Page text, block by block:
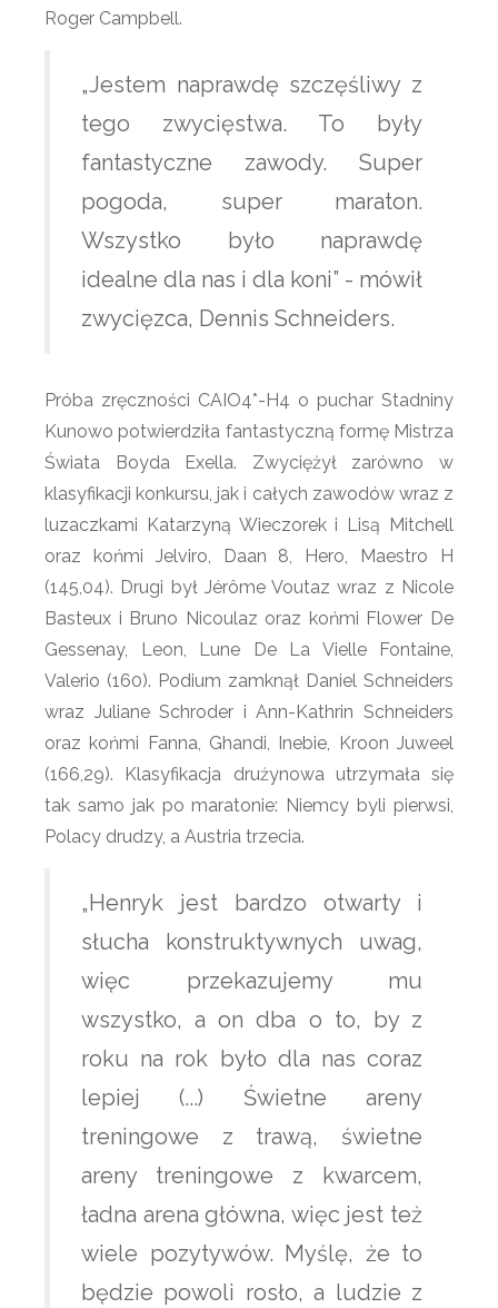
Roger Campbell.
„Jestem naprawdę szczęśliwy z
tego zwycięstwa. To były
fantastyczne zawody. Super
pogoda, super maraton.
Wszystko było naprawdę
idealne dla nas i dla koni” - mówił
zwycięzca, Dennis Schneiders.
Próba zręczności CAIO4*-H4 o puchar Stadniny
Kunowo potwierdziła fantastyczną formę Mistrza
Świata Boyda Exella. Zwyciężył zarówno w
klasyfikacji konkursu, jak i całych zawodów wraz z
luzaczkami Katarzyną Wieczorek i Lisą Mitchell
oraz końmi Jelviro, Daan 8, Hero, Maestro H
(145,04). Drugi był Jérôme Voutaz wraz z Nicole
Basteux i Bruno Nicoulaz oraz końmi Flower De
Gessenay, Leon, Lune De La Vielle Fontaine,
Valerio (160). Podium zamknął Daniel Schneiders
wraz Juliane Schroder i Ann-Kathrin Schneiders
oraz końmi Fanna, Ghandi, Inebie, Kroon Juweel
(166,29). Klasyfikacja drużynowa utrzymała się
tak samo jak po maratonie: Niemcy byli pierwsi,
Polacy drudzy, a Austria trzecia.
„Henryk jest bardzo otwarty i
słucha konstruktywnych uwag,
więc przekazujemy mu
wszystko, a on dba o to, by z
roku na rok było dla nas coraz
lepiej (...) Świetne areny
treningowe z trawą, świetne
areny treningowe z kwarcem,
ładna arena główna, więc jest też
wiele pozytywów. Myślę, że to
będzie powoli rosło, a ludzie z